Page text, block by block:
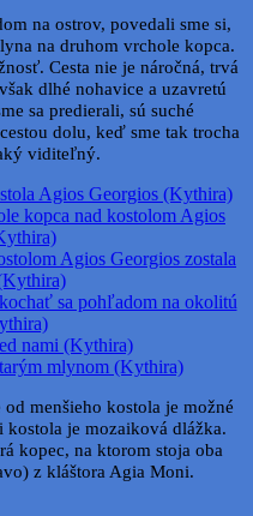
na ostrov, povedali sme si,
na druhom vrchole kopca.
Cesta nie je náročná, trvá
dlhé nohavice a uzavretú
sa predierali, sú suché
dolu, keď sme tak trocha
viditeľný.
menšieho kostola je možné
je mozaiková dlážka.
kopec, na ktorom stoja oba
z kláštora Agia Moni.